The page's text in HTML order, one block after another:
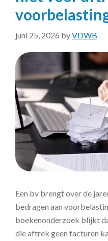
juni 25, 2026 byVDWB
Een bv brengt over de
bedragen aan
boekenonderzoek blijkt
die aftrek geen facturen